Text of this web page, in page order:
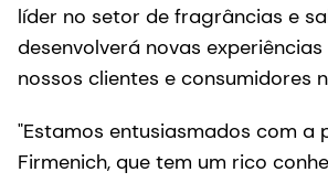
líder no setor de fragrâncias e
desenvolverá novas
nossos clientes e consumidores
"Estamos entusiasmados com a
Firmenich, que tem um rico